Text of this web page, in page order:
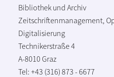
Bibliothek und Archiv
Zeitschriftenmanagement,
Digitalisierung
Technikerstraße 4
A-8010 Graz
Tel: +43 (316) 873 - 6677